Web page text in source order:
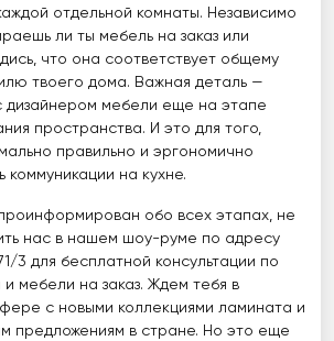
отдельной комнаты. Независимо
ли ты мебель на заказ или
что она соответствует общему
твоего дома. Важная деталь —
дизайнером мебели еще на этапе
пространства. И это для того,
правильно и эргономично
коммуникации на кухне.
проинформирован обо всех этапах, не
нас в нашем шоу-руме по адресу
3 для бесплатной консультации по
мебели на заказ. Ждем тебя в
с новыми коллекциями ламината и
предложениям в стране. Но это еще